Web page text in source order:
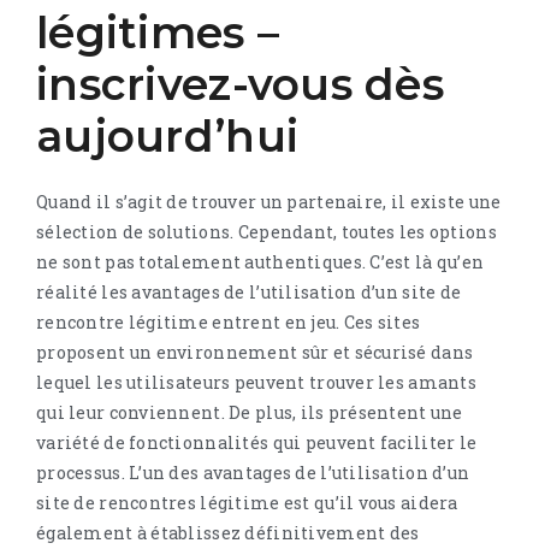
légitimes –
inscrivez-vous dès
aujourd’hui
Quand il s’agit de trouver un partenaire, il existe une
sélection de solutions. Cependant, toutes les options
ne sont pas totalement authentiques. C’est là qu’en
réalité les avantages de l’utilisation d’un site de
rencontre légitime entrent en jeu. Ces sites
proposent un environnement sûr et sécurisé dans
lequel les utilisateurs peuvent trouver les amants
qui leur conviennent. De plus, ils présentent une
variété de fonctionnalités qui peuvent faciliter le
processus. L’un des avantages de l’utilisation d’un
site de rencontres légitime est qu’il vous aidera
également à établissez définitivement des